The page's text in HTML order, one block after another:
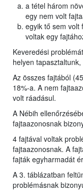
a tétel három
egy nem volt
egyik tő sem volt
voltak egy
Keveredési
helyen
Az összes fajtából
18%-a. A nem
volt ráadásul.
A Nébih
fajtaazonosnak
4 fajtával voltak
fajtaazonosnak. A
fajták egyharmadát
A 3. táblázatban
problémásnak